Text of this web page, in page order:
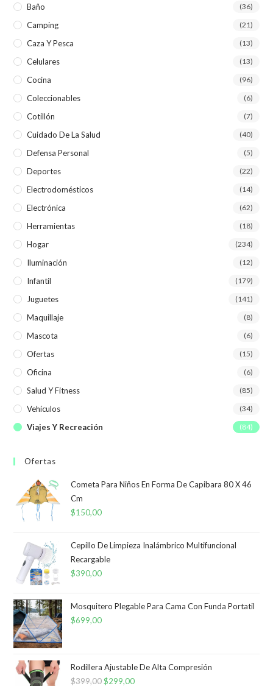
Baño (36)
Camping (21)
Caza Y Pesca (13)
Celulares (13)
Cocina (96)
Coleccionables (6)
Cotillón (7)
Cuidado De La Salud (40)
Defensa Personal (5)
Deportes (22)
Electrodomésticos (14)
Electrónica (62)
Herramientas (18)
Hogar (234)
Iluminación (12)
Infantil (179)
Juguetes (141)
Maquillaje (8)
Mascota (6)
Ofertas (15)
Oficina (6)
Salud Y Fitness (85)
Vehículos (34)
Viajes Y Recreación (84)
Ofertas
Cometa Para Niños En Forma De Capibara 80 X 46
Cm
$150,00
Cepillo De Limpieza Inalámbrico Multifuncional
Recargable
$390,00
Mosquitero Plegable Para Cama Con Funda Portatil
$699,00
Rodillera Ajustable De Alta Compresión
$399,00El
$299,00El